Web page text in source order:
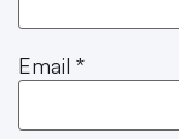
Email *